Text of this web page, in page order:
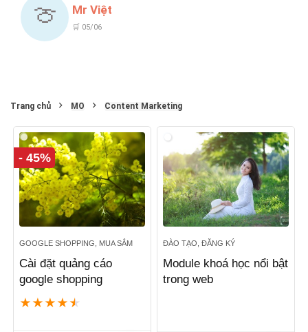
🍈 Mr Việt
🛒 05/06
Trang chủ MO Content Marketing
- 45%
GOOGLE SHOPPING, MUA SẮM
Cài đặt quảng cáo
google shopping
★ ★ ★ ★ ★
ĐÀO TẠO, ĐĂNG KÝ
Module khoá học nổi bật
trong web